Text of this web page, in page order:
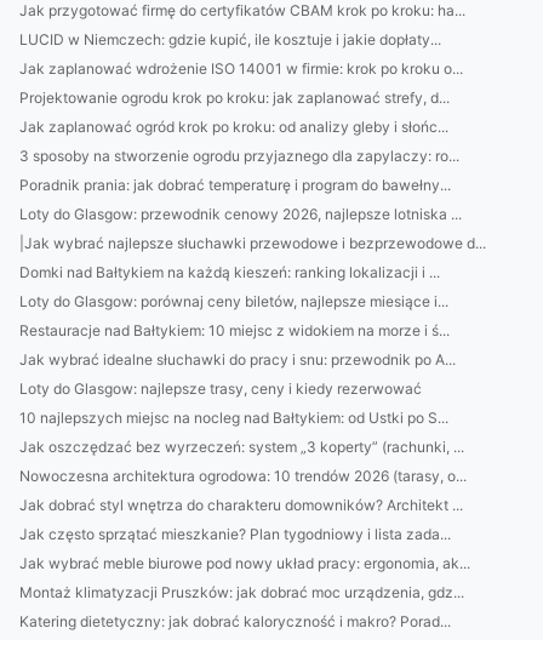
Jak przygotować firmę do certyfikatów CBAM krok po kroku: ha...
LUCID w Niemczech: gdzie kupić, ile kosztuje i jakie dopłaty...
Jak zaplanować wdrożenie ISO 14001 w firmie: krok po kroku o...
Projektowanie ogrodu krok po kroku: jak zaplanować strefy, d...
Jak zaplanować ogród krok po kroku: od analizy gleby i słońc...
3 sposoby na stworzenie ogrodu przyjaznego dla zapylaczy: ro...
Poradnik prania: jak dobrać temperaturę i program do bawełny...
Loty do Glasgow: przewodnik cenowy 2026, najlepsze lotniska ...
|Jak wybrać najlepsze słuchawki przewodowe i bezprzewodowe d...
Domki nad Bałtykiem na każdą kieszeń: ranking lokalizacji i ...
Loty do Glasgow: porównaj ceny biletów, najlepsze miesiące i...
Restauracje nad Bałtykiem: 10 miejsc z widokiem na morze i ś...
Jak wybrać idealne słuchawki do pracy i snu: przewodnik po A...
Loty do Glasgow: najlepsze trasy, ceny i kiedy rezerwować
10 najlepszych miejsc na nocleg nad Bałtykiem: od Ustki po S...
Jak oszczędzać bez wyrzeczeń: system „3 koperty” (rachunki, ...
Nowoczesna architektura ogrodowa: 10 trendów 2026 (tarasy, o...
Jak dobrać styl wnętrza do charakteru domowników? Architekt ...
Jak często sprzątać mieszkanie? Plan tygodniowy i lista zada...
Jak wybrać meble biurowe pod nowy układ pracy: ergonomia, ak...
Montaż klimatyzacji Pruszków: jak dobrać moc urządzenia, gdz...
Katering dietetyczny: jak dobrać kaloryczność i makro? Porad...